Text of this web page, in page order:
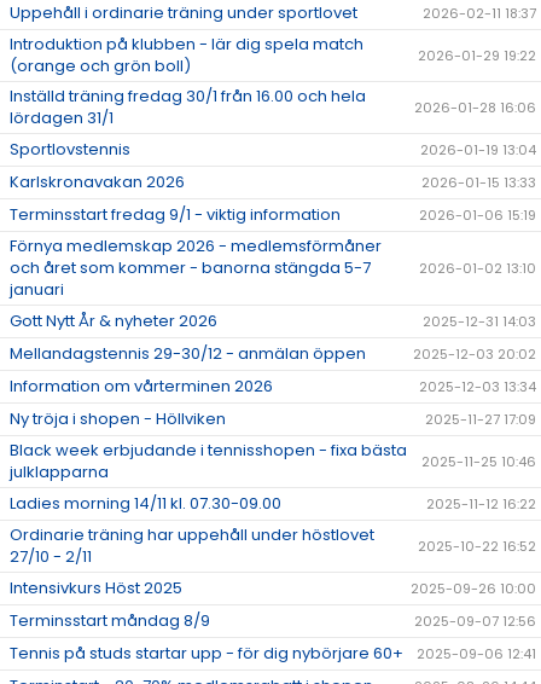
Uppehåll i ordinarie träning under sportlovet 2026-02-11 18:37
Introduktion på klubben - lär dig spela match
(orange och grön boll)
2026-01-29 19:22
Inställd träning fredag 30/1 från 16.00 och hela
lördagen 31/1
2026-01-28 16:06
Sportlovstennis 2026-01-19 13:04
Karlskronavakan 2026 2026-01-15 13:33
Terminsstart fredag 9/1 - viktig information 2026-01-06 15:19
Förnya medlemskap 2026 - medlemsförmåner
och året som kommer - banorna stängda 5-7
januari
2026-01-02 13:10
Gott Nytt År & nyheter 2026 2025-12-31 14:03
Mellandagstennis 29-30/12 - anmälan öppen 2025-12-03 20:02
Information om vårterminen 2026 2025-12-03 13:34
Ny tröja i shopen - Höllviken 2025-11-27 17:09
Black week erbjudande i tennisshopen - fixa bästa
julklapparna
2025-11-25 10:46
Ladies morning 14/11 kl. 07.30-09.00 2025-11-12 16:22
Ordinarie träning har uppehåll under höstlovet
27/10 - 2/11
2025-10-22 16:52
Intensivkurs Höst 2025 2025-09-26 10:00
Terminsstart måndag 8/9 2025-09-07 12:56
Tennis på studs startar upp - för dig nybörjare 60+ 2025-09-06 12:41